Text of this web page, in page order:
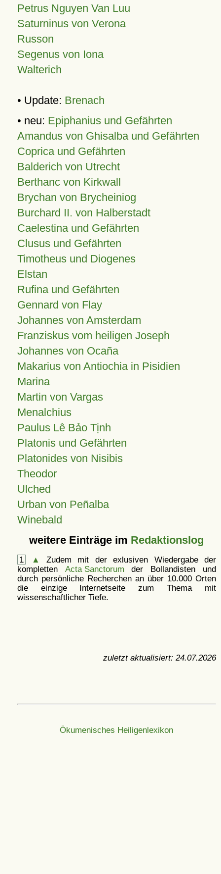
Petrus Nguyen Van Luu
Saturninus von Verona
Russon
Segenus von Iona
Walterich
• Update: Brenach
• neu: Epiphanius und Gefährten
Amandus von Ghisalba und Gefährten
Coprica und Gefährten
Balderich von Utrecht
Berthanc von Kirkwall
Brychan von Brycheiniog
Burchard II. von Halberstadt
Caelestina und Gefährten
Clusus und Gefährten
Timotheus und Diogenes
Elstan
Rufina und Gefährten
Gennard von Flay
Johannes von Amsterdam
Franziskus vom heiligen Joseph
Johannes von Ocaña
Makarius von Antiochia in Pisidien
Marina
Martin von Vargas
Menalchius
Paulus Lê Bảo Tịnh
Platonis und Gefährten
Platonides von Nisibis
Theodor
Ulched
Urban von Peñalba
Winebald
weitere Einträge im Redaktionslog
1 ▲
Zudem mit der exlusiven Wiedergabe der
kompletten Acta Sanctorum der Bollandisten und
durch persönliche Recherchen an über 10.000 Orten
die einzige Internetseite zum Thema mit
wissenschaftlicher Tiefe.
zuletzt aktualisiert: 24.07.2026
Ökumenisches Heiligenlexikon